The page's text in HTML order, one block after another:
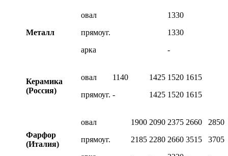
Металл
овал
прямоуг.
арка
1330
1330
-
Керамика
(Россия)
овал
прямоуг.
1140
-
1425
1425
1520
1520
1615
1615
Фарфор
(Италия)
овал
прямоуг.
1900
2185
2090
2280
2375
2660
2660
3515
2850
3705